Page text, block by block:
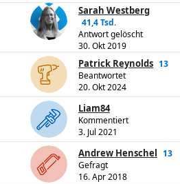
Sarah Westberg
41,4 Tsd.
Antwort gelöscht
30. Okt 2019
Patrick Reynolds 13
Beantwortet
20. Okt 2024
Liam84
Kommentiert
3. Jul 2021
Andrew Henschel 13
Gefragt
16. Apr 2018